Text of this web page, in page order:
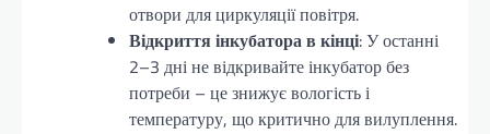
отвори для циркуляції повітря.
Відкриття інкубатора в кінці: У останні
2–3 дні не відкривайте інкубатор без
потреби – це знижує вологість і
температуру, що критично для вилуплення.